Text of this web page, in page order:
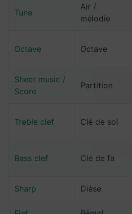
Tune
Air /
mélodie
Octave Octave
Sheet music /
Score
Partition
Treble clef Clé de sol
Bass clef Clé de fa
Sharp Dièse